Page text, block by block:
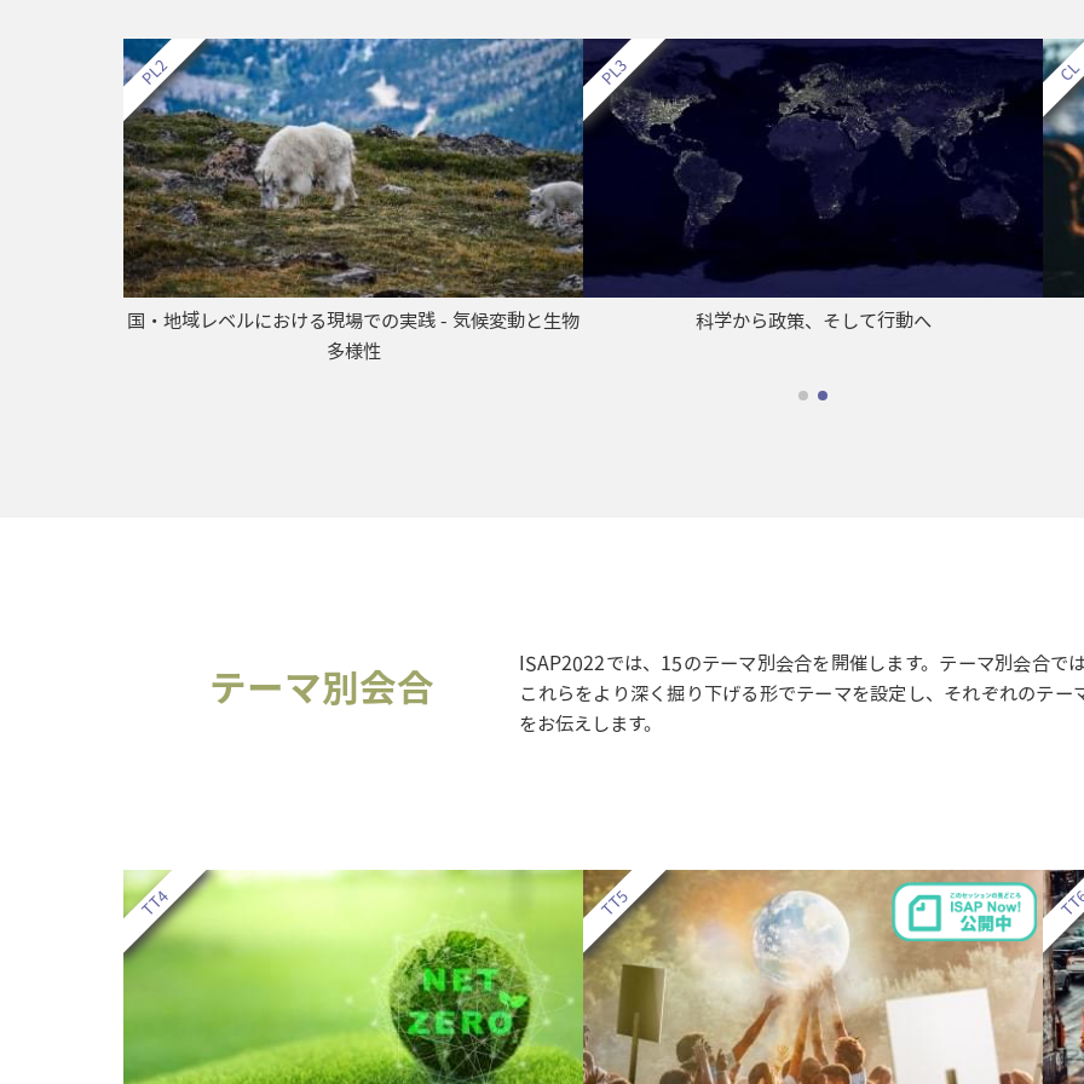
国・地域レベルにおける現場での実践 - 気候変動と生物
多様性
科学から政策、そして行動へ
テーマ別会合
ISAP2022では、15のテーマ別会合を開催します。テーマ別会合で
これらをより深く掘り下げる形でテーマを設定し、それぞれのテ
をお伝えします。